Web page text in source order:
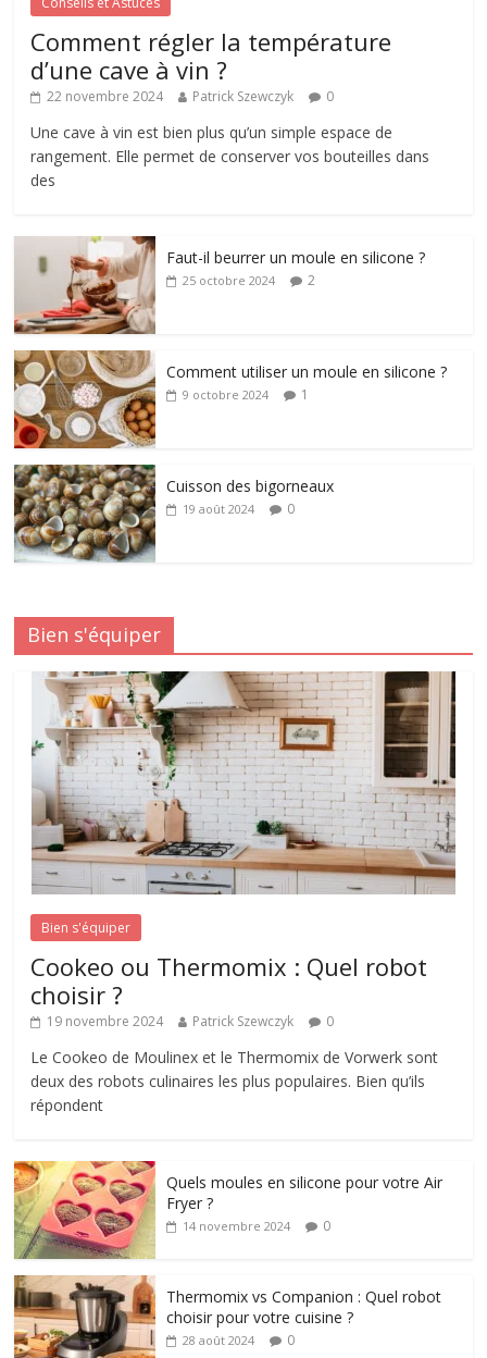
Comment régler la température
d’une cave à vin ?
22 novembre 2024 Patrick Szewczyk 0
Une cave à vin est bien plus qu’un simple espace de
rangement. Elle permet de conserver vos bouteilles dans
des
Faut-il beurrer un moule en silicone ?
25 octobre 2024 2
Comment utiliser un moule en silicone ?
9 octobre 2024 1
Cuisson des bigorneaux
19 août 2024 0
Bien s'équiper
Bien s'équiper
Cookeo ou Thermomix : Quel robot
choisir ?
19 novembre 2024 Patrick Szewczyk 0
Le Cookeo de Moulinex et le Thermomix de Vorwerk sont
deux des robots culinaires les plus populaires. Bien qu’ils
répondent
Quels moules en silicone pour votre Air
Fryer ?
14 novembre 2024 0
Thermomix vs Companion : Quel robot
choisir pour votre cuisine ?
28 août 2024 0